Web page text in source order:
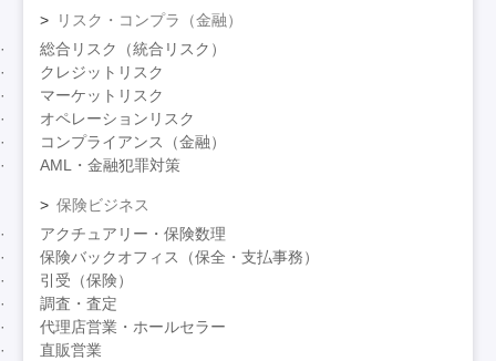
リスク・コンプラ（金融）
総合リスク（統合リスク）
クレジットリスク
マーケットリスク
オペレーションリスク
コンプライアンス（金融）
AML・金融犯罪対策
保険ビジネス
アクチュアリー・保険数理
保険バックオフィス（保全・支払事務）
引受（保険）
調査・査定
代理店営業・ホールセラー
直販営業